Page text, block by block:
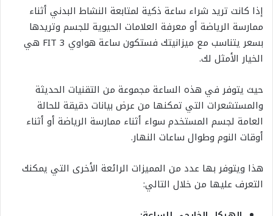
إذا كانت تريد شراء ساعة ذكية لمتابعة النشاط البدني أثناء
ممارسة الرياضة أو معرفة العلامات الحيوية للجسم وتريدها
بسعر يتناسب مع ميزانيتك فستكون ساعة هواوي FIT 3 هي
الخيار الأمثل لك.
حيث يتوفر في هذه الساعة مجموعة من التقنيات الحديثة
والمستشعرات التي تمكنها من عرض بيانات دقيقة للحالة
العامة لجسم المستخدم سواء أثناء ممارسة الرياضة أو أثناء
أوقات النوم وطوال ساعات النهار.
هذا ويتوفر بها عدد من المميزات الرائعة الأخرى التي يمكنك
التعرف عليها من خلال التالي: